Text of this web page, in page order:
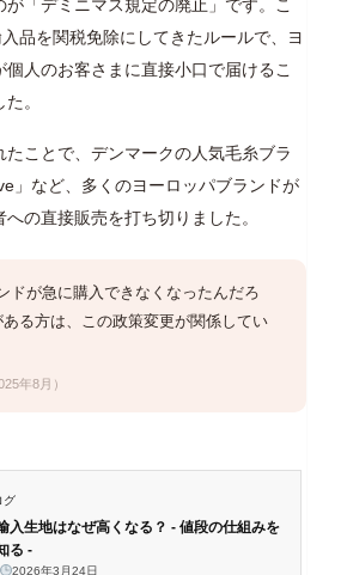
「デミニマス規定の廃止」です。こ
品を関税免除にしてきたルールで、ヨ
人のお客さまに直接小口で届けるこ
。
たことで、デンマークの人気毛糸ブラ
」など、多くのヨーロッパブランドが
の直接販売を打ち切りました。
ドが急に購入できなくなったんだろ
る方は、この政策変更が関係してい
年8月）
グ
入生地はなぜ高くなる？ - 値段の仕組みを
る -
2026年3月24日